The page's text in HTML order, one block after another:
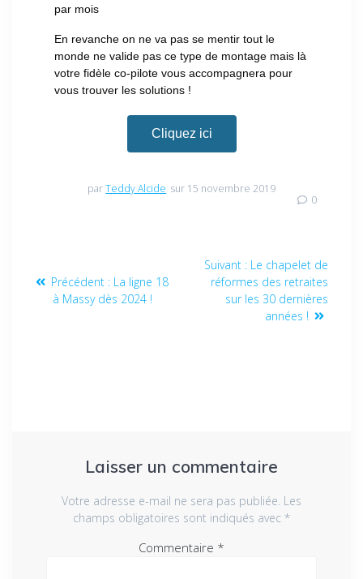
par mois
En revanche on ne va pas se mentir tout le
monde ne valide pas ce type de montage mais là
votre fidèle co-pilote vous accompagnera pour
vous trouver les solutions !
Cliquez ici
parTeddy Alcide sur 15 novembre 2019
0
Précédent : La ligne 18
à Massy dès 2024 !
Suivant : Le chapelet de
réformes des retraites
sur les 30 dernières
années !
Laisser un commentaire
Votre adresse e-mail ne sera pas publiée. Les
champs obligatoires sont indiqués avec *
Commentaire *